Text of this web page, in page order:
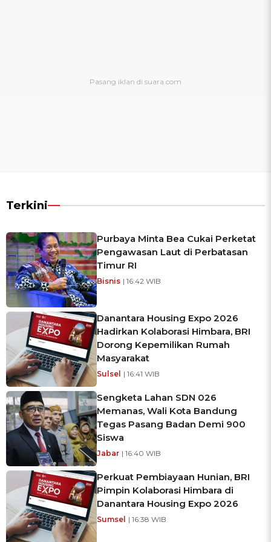
Terkini
Purbaya Minta Bea Cukai Perketat
Pengawasan Laut di Perbatasan
Timur RI
Bisnis | 16:42 WIB
Danantara Housing Expo 2026
Hadirkan Kolaborasi Himbara, BRI
Dorong Kepemilikan Rumah
Masyarakat
Sulsel | 16:41 WIB
Sengketa Lahan SDN 026
Memanas, Wali Kota Bandung
Tegas Pasang Badan Demi 900
Siswa
Jabar | 16:40 WIB
Perkuat Pembiayaan Hunian, BRI
Pimpin Kolaborasi Himbara di
Danantara Housing Expo 2026
Sumsel | 16:38 WIB